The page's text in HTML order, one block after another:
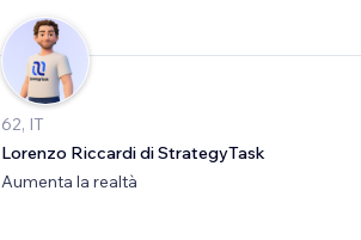
62, IT
Lorenzo Riccardi di StrategyTask
Aumenta la realtà